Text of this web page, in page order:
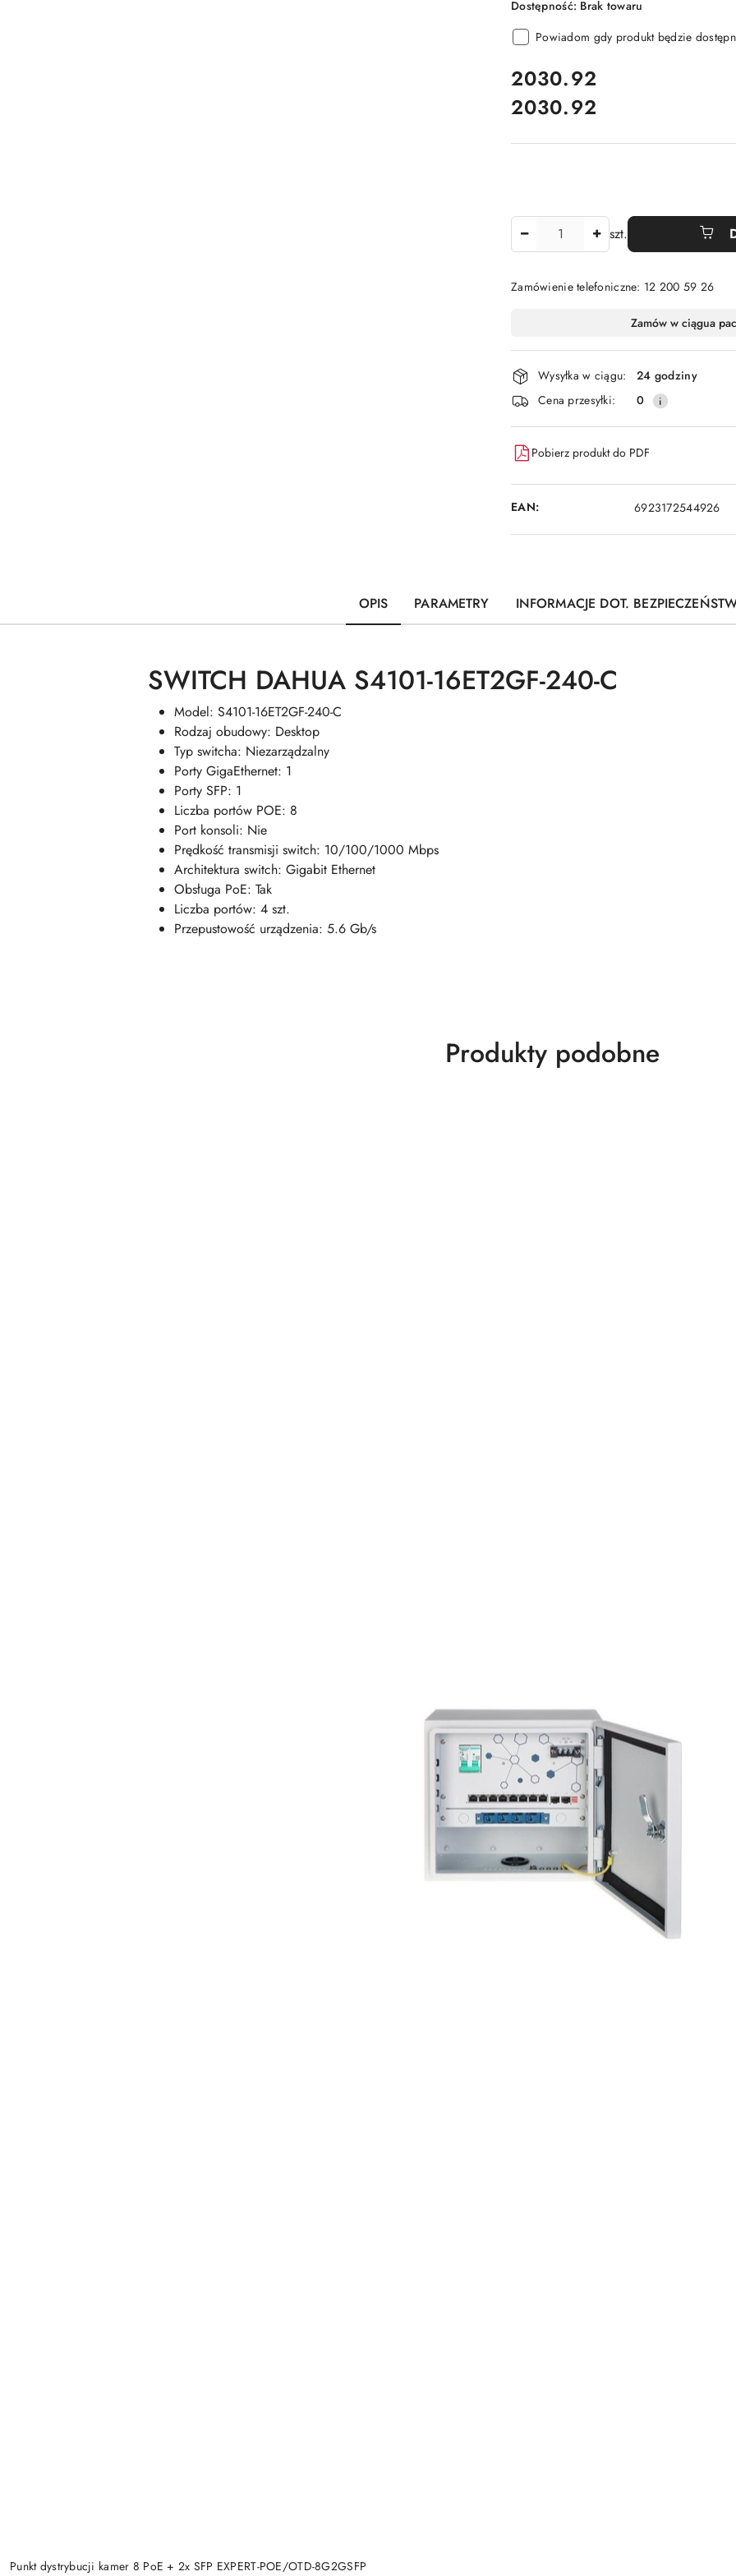
Dostępność: Brak towaru
Powiadom gdy produkt będzie
cena:
2030.92
Cena:
2030.92
szt.
Zamówienie telefoniczne: 12 200 59 26
i
dostawa
Zamów w ciągua
Wysyłka w ciągu:
24 godziny
Cena przesyłki:
0
Pobierz produkt do PDF
EAN: 6923172544926
OPIS PARAMETRY INFORMACJE DOT.
SWITCH DAHUA S4101-16ET2GF-240-C
Model: S4101-16ET2GF-240-C
Rodzaj obudowy: Desktop
Typ switcha: Niezarządzalny
Porty GigaEthernet: 1
Porty SFP: 1
Liczba portów POE: 8
Port konsoli: Nie
Prędkość transmisji switch: 10/100/1000 Mbps
Architektura switch: Gigabit Ethernet
Obsługa PoE: Tak
Liczba portów: 4 szt.
Przepustowość urządzenia: 5.6 Gb/s
Produkty
Produkty podobne
Punkt dystrybucji kamer 8 PoE + 2x SFP EXPERT-POE/OTD-8G2GSFP